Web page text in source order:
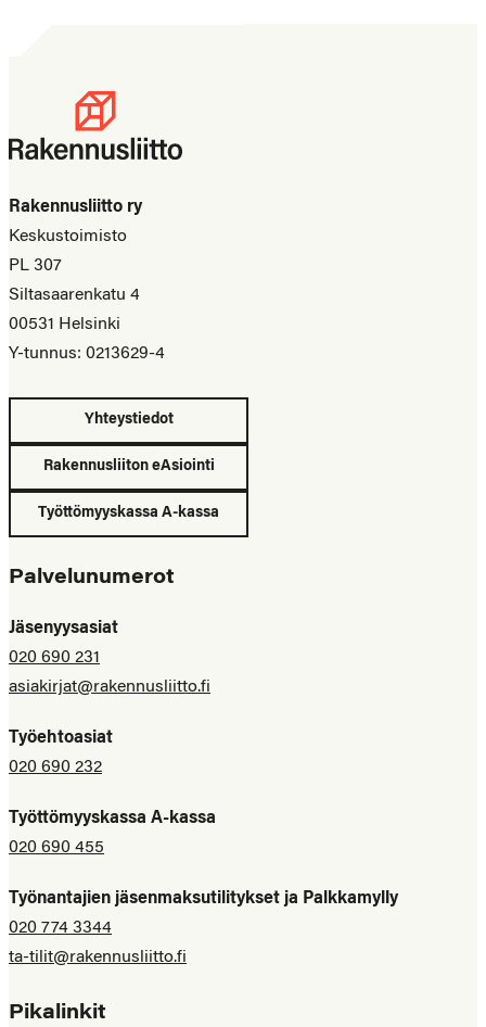
Rakennusliitto ry
Keskustoimisto
PL 307
Siltasaarenkatu 4
00531 Helsinki
Y-tunnus: 0213629-4
Yhteystiedot
Rakennusliiton eAsiointi
Työttömyyskassa A-kassa
Palvelunumerot
Jäsenyysasiat
020 690 231
asiakirjat@rakennusliitto.fi
Työehtoasiat
020 690 232
Työttömyyskassa A-kassa
020 690 455
Työnantajien jäsenmaksutilitykset ja Palkkamylly
020 774 3344
ta-tilit@rakennusliitto.fi
Pikalinkit